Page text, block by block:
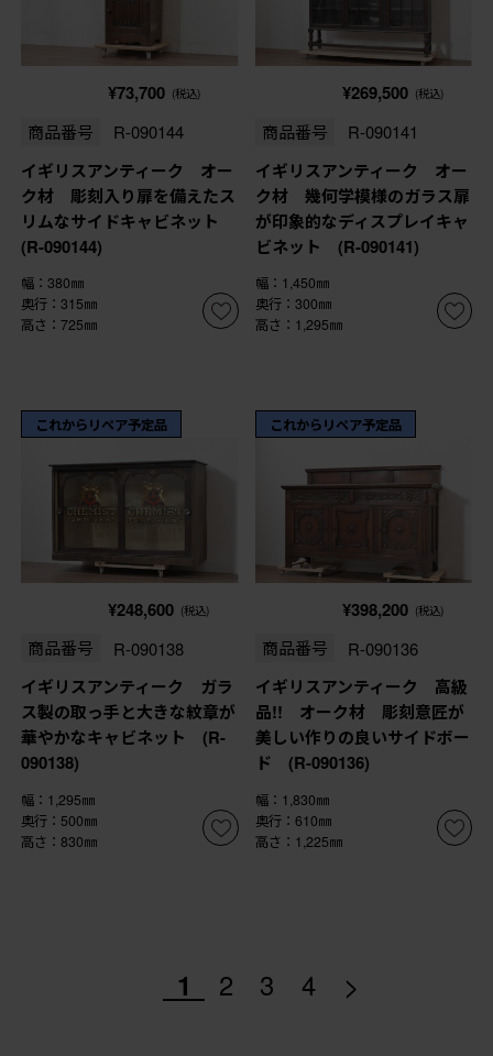
¥73,700 (税込)
商品番号 R-090144
イギリスアンティーク オー
ク材 彫刻入り扉を備えたス
リムなサイドキャビネット
(R-090144)
幅：380㎜
奥行：315㎜
高さ：725㎜
¥269,500 (税込)
商品番号 R-090141
イギリスアンティーク オー
ク材 幾何学模様のガラス扉
が印象的なディスプレイキャ
ビネット (R-090141)
幅：1,450㎜
奥行：300㎜
高さ：1,295㎜
これからリペア予定品
¥248,600 (税込)
商品番号 R-090138
イギリスアンティーク ガラ
ス製の取っ手と大きな紋章が
華やかなキャビネット (R-
090138)
幅：1,295㎜
奥行：500㎜
高さ：830㎜
これからリペア予定品
¥398,200 (税込)
商品番号 R-090136
イギリスアンティーク 高級
品!! オーク材 彫刻意匠が
美しい作りの良いサイドボー
ド (R-090136)
幅：1,830㎜
奥行：610㎜
高さ：1,225㎜
1 2 3 4 >